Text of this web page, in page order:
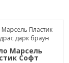
Марсель
Софт